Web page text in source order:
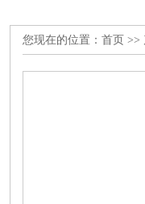
您现在的位置： 首页 >>